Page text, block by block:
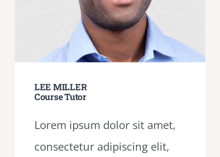
LEE MILLER
Course Tutor
Lorem ipsum dolor sit amet,
consectetur adipiscing elit,